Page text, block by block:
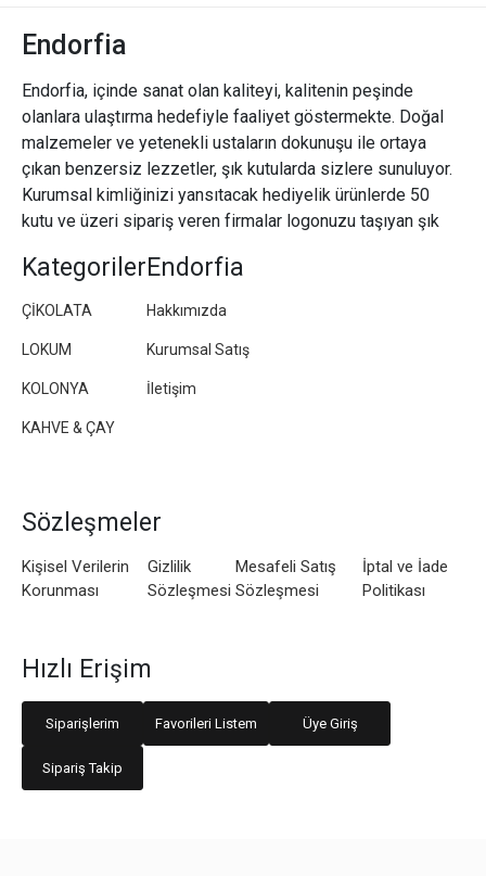
Endorfia
Endorfia, içinde sanat olan kaliteyi, kalitenin peşinde
olanlara ulaştırma hedefiyle faaliyet göstermekte. Doğal
malzemeler ve yetenekli ustaların dokunuşu ile ortaya
çıkan benzersiz lezzetler, şık kutularda sizlere sunuluyor.
Kurumsal kimliğinizi yansıtacak hediyelik ürünlerde 50
kutu ve üzeri sipariş veren firmalar logonuzu taşıyan şık
Kategoriler
ÇİKOLATA
LOKUM
KOLONYA
KAHVE & ÇAY
Endorfia
Hakkımızda
Kurumsal Satış
İletişim
Sözleşmeler
Kişisel Verilerin
Korunması
Gizlilik
Sözleşmesi
Mesafeli Satış
Sözleşmesi
İptal ve İade
Politikası
Hızlı Erişim
Siparişlerim Favorileri Listem Üye Giriş
Sipariş Takip